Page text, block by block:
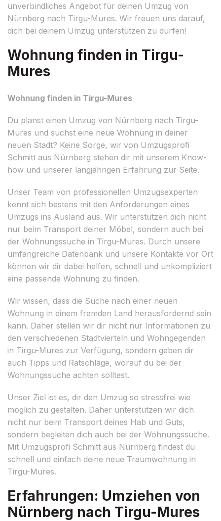
unverbindliches Angebot für deinen Umzug von
Nürnberg nach Tirgu-Mures. Wir freuen uns darauf,
dich bei deinem Umzug unterstützen zu dürfen!
Wohnung finden in Tirgu-
Mures
Wohnung finden in Tirgu-Mures
Du planst einen Umzug von Nürnberg nach Tirgu-
Mures und suchst eine neue Wohnung in deiner
neuen Stadt? Keine Sorge, wir von Umzugsprofi
Schmitt aus Nürnberg stehen dir mit unserem Know-
how und unserer langjährigen Erfahrung zur Seite.
Unser Team von professionellen Umzugsexperten
kennt sich bestens mit den Anforderungen eines
Umzugs ins Ausland aus. Wir unterstützen dich nicht
nur beim Transport deiner Möbel, sondern auch bei
der Wohnungssuche in Tirgu-Mures. Durch unsere
umfangreiche Datenbank und unsere Kontakte vor Ort
können wir dir dabei helfen, schnell und unkompliziert
eine passende Wohnung zu finden.
Wir wissen, dass die Suche nach einer neuen
Wohnung in einem fremden Land herausfordernd sein
kann. Daher stellen wir dir nicht nur Informationen zu
den verschiedenen Stadtvierteln und Wohngegenden
in Tirgu-Mures zur Verfügung, sondern geben dir
auch Tipps und Ratschläge, worauf du bei der
Wohnungssuche achten solltest.
Unser Ziel ist es, dir den Umzug so stressfrei wie
möglich zu gestalten. Daher unterstützen wir dich
nicht nur beim Transport deines Hab und Guts,
sondern begleiten dich auch bei der Wohnungssuche.
Mit Umzugsprofi Schmitt aus Nürnberg findest du
schnell und einfach deine neue Traumwohnung in
Tirgu-Mures.
Erfahrungen: Umziehen von
Nürnberg nach Tirgu-Mures